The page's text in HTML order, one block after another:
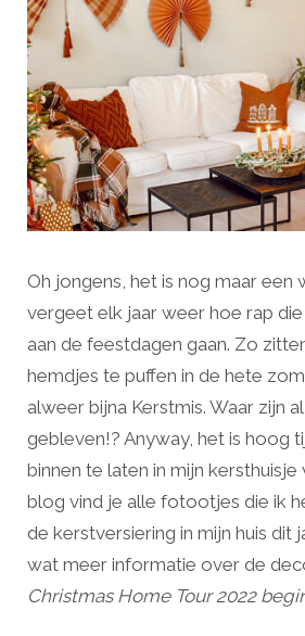
Oh jongens, het is nog maar een
vergeet elk jaar weer hoe rap
aan de feestdagen gaan. Zo
hemdjes te puffen in de hete
alweer bijna Kerstmis. Waar zijn
gebleven!? Anyway, het is hoog
binnen te laten in mijn kersthuisje
blog vind je alle fotootjes die ik
de kerstversiering in mijn huis dit
wat meer informatie over de
Christmas Home Tour 2022